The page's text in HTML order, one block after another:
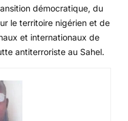
démocratique, du
le territoire nigérien et de
et internationaux de
antiterroriste au Sahel.